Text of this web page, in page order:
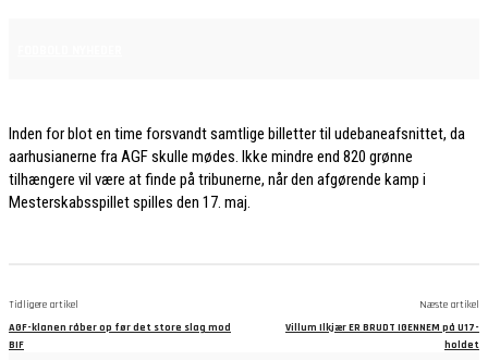
Inden for blot en time forsvandt samtlige billetter til udebaneafsnittet, da
aarhusianerne fra AGF skulle mødes. Ikke mindre end 820 grønne
tilhængere vil være at finde på tribunerne, når den afgørende kamp i
Mesterskabsspillet spilles den 17. maj.
Tidligere artikel
AGF-klanen råber op før det store slag mod
BIF
Næste artikel
Villum Ilkjær ER BRUDT IGENNEM på U17-
holdet